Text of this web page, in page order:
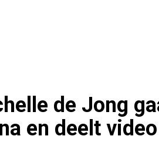
de Jong
en deelt